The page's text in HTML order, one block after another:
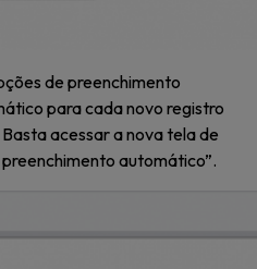
de preenchimento
para cada novo registro
acessar a nova tela de
automático”.